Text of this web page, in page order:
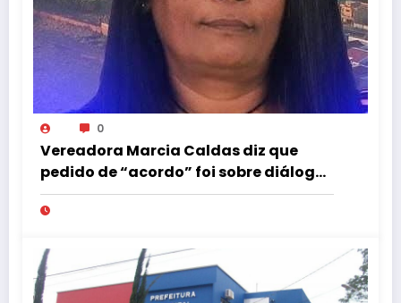
0
Vereadora Marcia Caldas diz que
pedido de “acordo” foi sobre diálogo
institucional